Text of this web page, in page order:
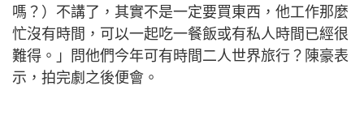
嗎？）不講了，其實不是一定要買東西，他工作那麼
忙沒有時間，可以一起吃一餐飯或有私人時間已經很
難得。」問他們今年可有時間二人世界旅行？陳豪表
示，拍完劇之後便會。